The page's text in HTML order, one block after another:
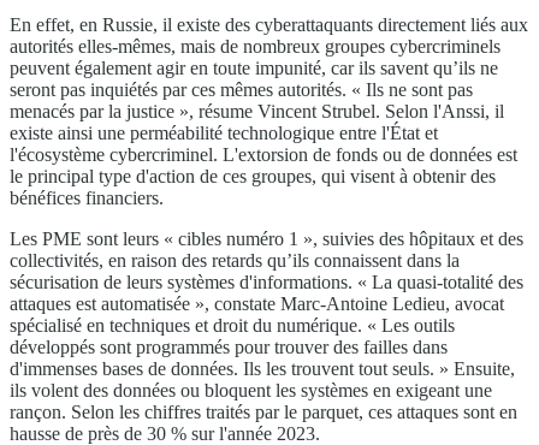
En effet, en Russie, il existe des cyberattaquants directement liés aux
autorités elles-mêmes, mais de nombreux groupes cybercriminels
peuvent également agir en toute impunité, car ils savent qu’ils ne
seront pas inquiétés par ces mêmes autorités. « Ils ne sont pas
menacés par la justice », résume Vincent Strubel. Selon l'Anssi, il
existe ainsi une perméabilité technologique entre l'État et
l'écosystème cybercriminel. L'extorsion de fonds ou de données est
le principal type d'action de ces groupes, qui visent à obtenir des
bénéfices financiers.
Les PME sont leurs « cibles numéro 1 », suivies des hôpitaux et des
collectivités, en raison des retards qu’ils connaissent dans la
sécurisation de leurs systèmes d'informations. « La quasi-totalité des
attaques est automatisée », constate Marc-Antoine Ledieu, avocat
spécialisé en techniques et droit du numérique. « Les outils
développés sont programmés pour trouver des failles dans
d'immenses bases de données. Ils les trouvent tout seuls. » Ensuite,
ils volent des données ou bloquent les systèmes en exigeant une
rançon. Selon les chiffres traités par le parquet, ces attaques sont en
hausse de près de 30 % sur l'année 2023.